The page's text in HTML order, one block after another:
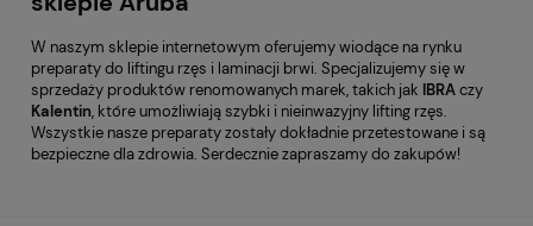
W naszym sklepie internetowym oferujemy wiodące na rynku
preparaty do liftingu rzęs i laminacji brwi. Specjalizujemy się w
sprzedaży produktów renomowanych marek, takich jak IBRAczy
Kalentin, które umożliwiają szybki i nieinwazyjny lifting rzęs.
Wszystkie nasze preparaty zostały dokładnie przetestowane i są
bezpieczne dla zdrowia. Serdecznie zapraszamy do zakupów!